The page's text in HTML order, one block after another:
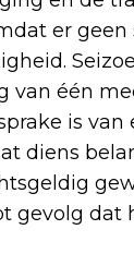
er
één
is
diens
gevolg